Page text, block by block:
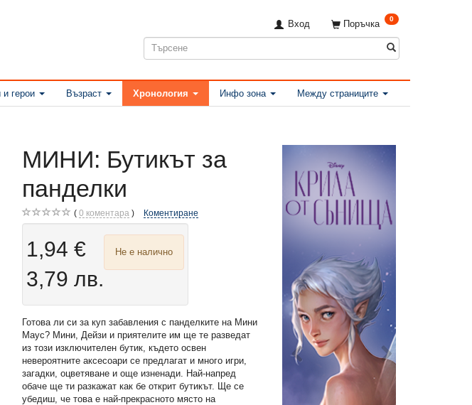
Поръчка 0
Вход
герои Възраст Хронология Инфо зона Между страниците
МИНИ: Бутикът за
панделки
0 коментара Коментиране
1,94 €
3,79 лв.
Не е налично
Готова ли си за куп забавления с панделките на Мини
Маус? Мини, Дейзи и приятелите им ще те разведат
из този изключителен бутик, където освен
невероятните аксесоари се предлагат и много игри,
загадки, оцветяване и още изненади. Най-напред
обаче ще ти разкажат как бе открит бутикът. Ще се
убедиш, че това е най-прекрасното място на